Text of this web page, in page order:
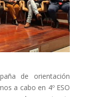
de orientación
a cabo en 4º ESO